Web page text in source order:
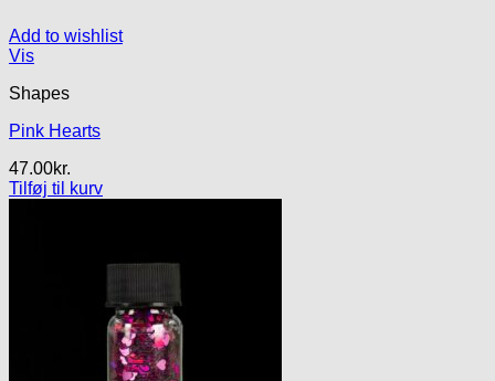
Add to wishlist
Vis
Shapes
Pink Hearts
47.00kr.
Tilføj til kurv